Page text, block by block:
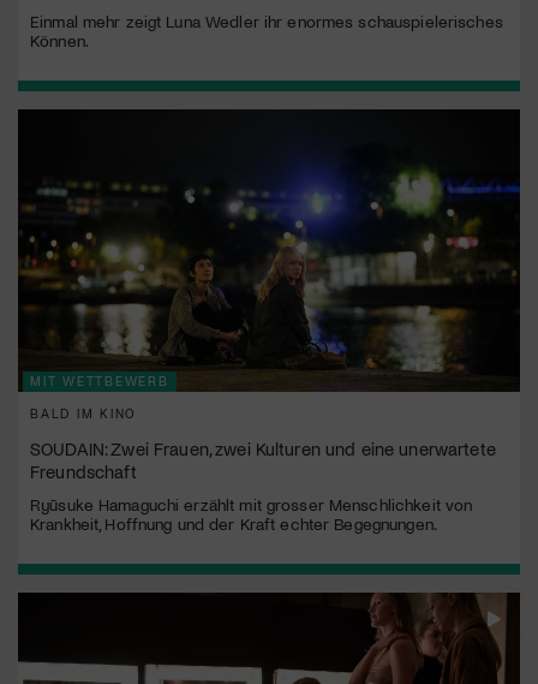
Einmal mehr zeigt Luna Wedler ihr enormes schauspielerisches
Können.
MIT WETTBEWERB
BALD IM KINO
SOUDAIN: Zwei Frauen, zwei Kulturen und eine unerwartete
Freundschaft
Ryūsuke Hamaguchi erzählt mit grosser Menschlichkeit von
Krankheit, Hoffnung und der Kraft echter Begegnungen.